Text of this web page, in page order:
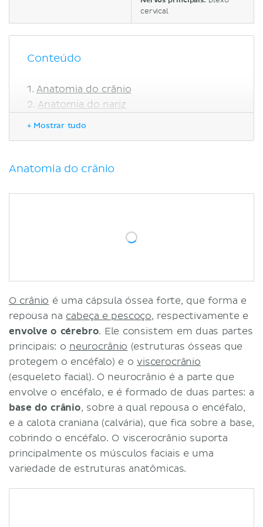
cervical
Conteúdo
Anatomia do crânio
Anatomia do nariz
Anatomia do dente
Referências
+ Mostrar tudo
Anatomia do crânio
O crânio é uma cápsula óssea forte, que forma e
repousa na cabeça e pescoço, respectivamente e
envolve o cérebro. Ele consistem em duas partes
principais: o neurocrânio (estruturas ósseas que
protegem o encéfalo) e o viscerocrânio
(esqueleto facial). O neurocrânio é a parte que
envolve o encéfalo, e é formado de duas partes: a
base do crânio, sobre a qual repousa o encéfalo,
e a calota craniana (calvária), que fica sobre a base,
cobrindo o encéfalo. O viscerocrânio suporta
principalmente os músculos faciais e uma
variedade de estruturas anatômicas.